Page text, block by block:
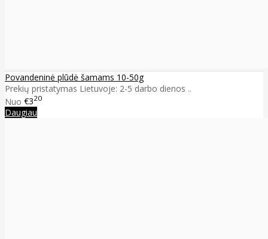
Povandeninė plūdė šamams 10-50g
Prekių pristatymas Lietuvoje: 2-5 darbo dienos ..
Nuo €320
Daugiau